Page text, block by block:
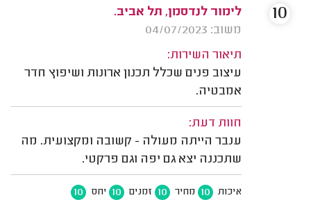
לימור לנדסמן, תל אביב.
משוב: 04/07/2023
תיאור השירות:
עיצוב פנים שכלל תכנון ארונות ושיפוץ חדר
אמבטיה.
חוות דעת:
ענבר הייתה מעולה - קשובה ומקצועית. מה
שתכננה יצא גם יפה וגם פרקטי.
איכות 10 מחיר 10 זמנים 10 יחס 10
10